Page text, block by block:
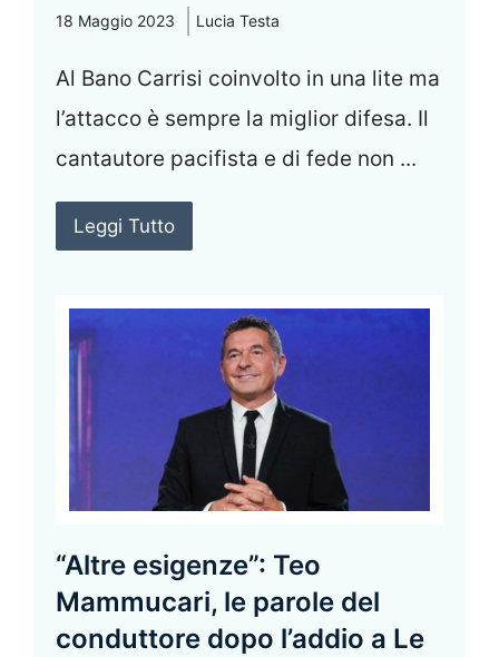
18 Maggio 2023 Lucia Testa
Al Bano Carrisi coinvolto in una lite ma
l’attacco è sempre la miglior difesa. Il
cantautore pacifista e di fede non ...
Leggi Tutto
“Altre esigenze”: Teo
Mammucari, le parole del
conduttore dopo l’addio a Le